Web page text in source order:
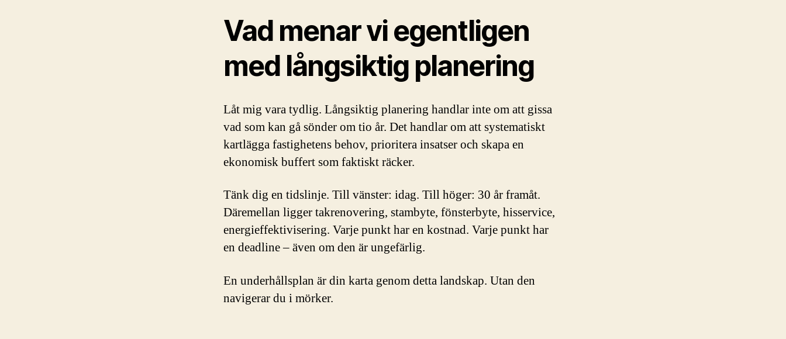
Vad menar vi egentligen
med långsiktig planering
Låt mig vara tydlig. Långsiktig planering handlar inte om att gissa
vad som kan gå sönder om tio år. Det handlar om att systematiskt
kartlägga fastighetens behov, prioritera insatser och skapa en
ekonomisk buffert som faktiskt räcker.
Tänk dig en tidslinje. Till vänster: idag. Till höger: 30 år framåt.
Däremellan ligger takrenovering, stambyte, fönsterbyte, hisservice,
energieffektivisering. Varje punkt har en kostnad. Varje punkt har
en deadline – även om den är ungefärlig.
En underhållsplan är din karta genom detta landskap. Utan den
navigerar du i mörker.